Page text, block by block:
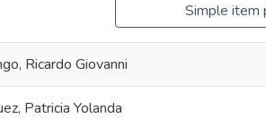
Simple item
Ricardo Giovanni
Patricia Yolanda